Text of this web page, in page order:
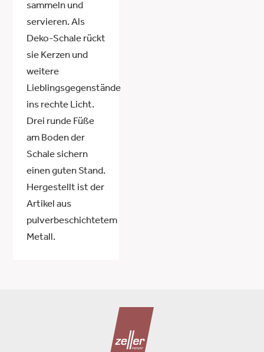
sammeln und
servieren. Als
Deko-Schale rückt
sie Kerzen und
weitere
Lieblingsgegenstände
ins rechte Licht.
Drei runde Füße
am Boden der
Schale sichern
einen guten Stand.
Hergestellt ist der
Artikel aus
pulverbeschichtetem
Metall.